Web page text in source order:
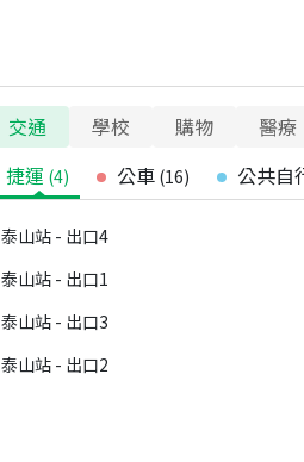
交通 學校 購物 醫療
捷運 (4) 公車 (16) 公共自
泰山站 - 出口4
泰山站 - 出口1
泰山站 - 出口3
泰山站 - 出口2